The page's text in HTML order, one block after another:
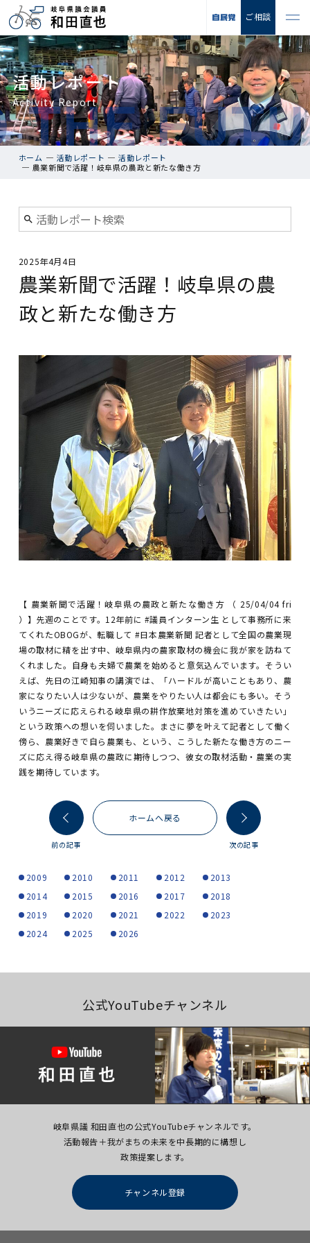
ご相談
活動レポート
Activity Report
ホーム 活動レポート
活動レポート
農業新聞で活躍！岐阜県の農政と新たな働き方
2025年4月4日
農業新聞で活躍！岐阜県の農
政と新たな働き方
【 農業新聞で活躍！岐阜県の農政と新たな働き方 （ 25/04/04 fri
）】先週のことです。12年前に #議員インターン生 として事務所に来
てくれたOBOGが、転職して #日本農業新聞 記者として全国の農業現
場の取材に精を出す中、岐阜県内の農家取材の機会に我が家を訪ねて
くれました。自身も夫婦で農業を始めると意気込んでいます。そうい
えば、先日の江崎知事の講演では、「ハードルが高いこともあり、農
家になりたい人は少ないが、農業をやりたい人は都会にも多い。そう
いうニーズに応えられる岐阜県の耕作放棄地対策を進めていきたい」
という政策への想いを伺いました。まさに夢を叶えて記者として働く
傍ら、農業好きで自ら農業も、という、こうした新たな働き方のニー
ズに応え得る岐阜県の農政に期待しつつ、彼女の取材活動・農業の実
践を期待しています。
前の記事
ホームへ戻る
次の記事
2009 2010 2011 2012
2013
2014
2015 2016 2017
2018
2019
2020 2021 2022
2023
2024
2025 2026
公式YouTubeチャンネル
岐阜県議 和田直也の公式YouTubeチャンネルです。
活動報告＋我がまちの未来を中長期的に構想し
政策提案します。
チャンネル登録